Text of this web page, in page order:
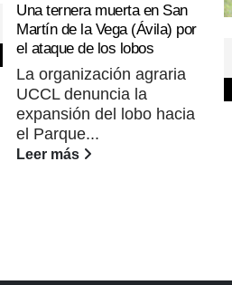
Una ternera muerta en San
Martín de la Vega (Ávila) por
el ataque de los lobos
La organización agraria
UCCL denuncia la
expansión del lobo hacia
el Parque...
Leer más